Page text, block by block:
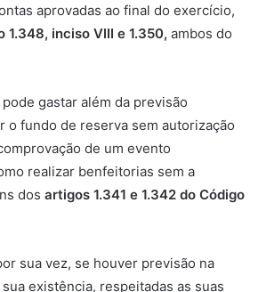
aprovadas ao final do exercício,
1.348, inciso VIII e 1.350, ambos do
gastar além da previsão
o fundo de reserva sem autorização
de um evento
realizar benfeitorias sem a
dos artigos 1.341 e 1.342 do Código
sua vez, se houver previsão na
existência, respeitadas as suas